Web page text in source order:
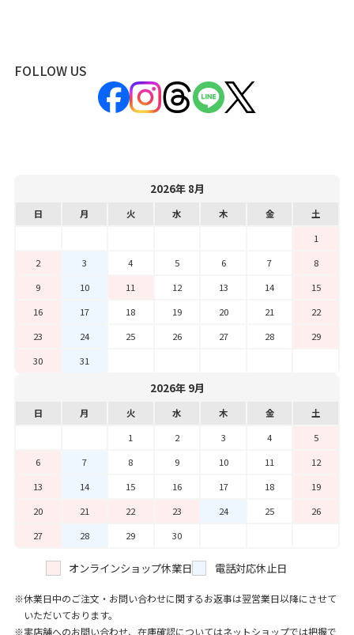
FOLLOW US
2026年 8月
日 月 火 水 木 金
土
1
2
3 4 5 6 7
8
9
10 11 12 13 14
15
16
17 18 19 20 21
22
23
24 25 26 27 28
29
30
31
2026年 9月
日 月 火 水 木 金
土
1
2 3 4
5
6
7 8 9 10 11
12
13
14 15 16 17 18
19
20
21 22 23 24 25
26
27
28 29 30
オンラインショップ休業日 電話対応休止日
休業日中のご注文・お問い合わせに関するお返事は翌営業日以降にさせて
いただいております。
実店舗へのお問い合わせ、在庫確認についてはネットショップでは把握で